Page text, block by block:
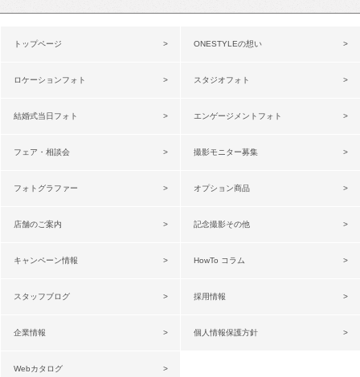
トップページ ONESTYLEの想い
ロケーションフォト スタジオフォト
結婚式当日フォト エンゲージメントフォト
フェア・相談会 撮影モニター募集
フォトグラファー オプション商品
店舗のご案内 記念撮影その他
キャンペーン情報 HowTo コラム
スタッフブログ 採用情報
企業情報 個人情報保護方針
Webカタログ